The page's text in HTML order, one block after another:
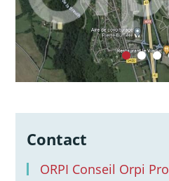
Contact
ORPI Conseil Orpi Pro